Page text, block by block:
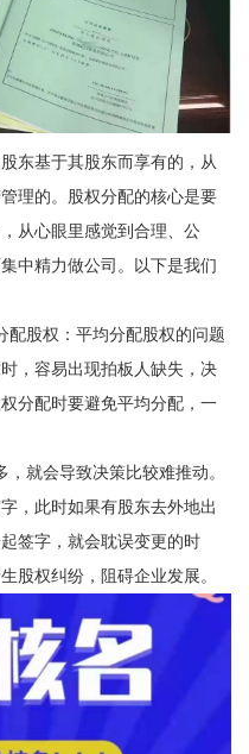
东基于其股东而享有的，从
理的。股权分配的核心是要
从心眼里感觉到合理、公
中精力做公司。以下是我们
配股权：平均分配股权的问题
，容易出现拍板人缺失，决
分配时要避免平均分配，一
就会导致决策比较难推动。
，此时如果有股东去外地出
签字，就会耽误变更的时
股权纠纷，阻碍企业发展。